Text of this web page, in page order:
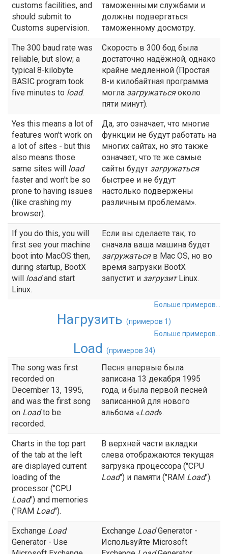
customs facilities, and
should submit to
Customs supervision.
таможенными службами и
должны подвергаться
таможенному досмотру.
The 300 baud rate was
reliable, but slow; a
typical 8-kilobyte
BASIC program took
five minutes to load.
Скорость в 300 бод была
достаточно надёжной, однако
крайне медленной (Простая
8-и килобайтная программа
могла загружатьсяоколо
пяти минут).
Yes this means a lot of
features won't work on
a lot of sites - but this
also means those
same sites will load
faster and won't be so
prone to having issues
(like crashing my
browser).
Да, это означает, что многие
функции не будут работать на
многих сайтах, но это также
означает, что те же самые
сайты будут загружаться
быстрее и не будут
настолько подвержены
различным проблемам».
If you do this, you will
first see your machine
boot into MacOS then,
during startup, BootX
will loadand start
Linux.
Если вы сделаете так, то
сначала ваша машина будет
загружатьсяв Мас OS, но во
время загрузки BootX
запустит и загрузитLinux.
Больше примеров...
Нагрузить (примеров 1)
Больше примеров...
Load (примеров 34)
The song was first
recorded on
December 13, 1995,
and was the first song
on Loadto be
recorded.
Песня впервые была
записана 13 декабря 1995
года, и была первой песней
записанной для нового
альбома «Load».
Charts in the top part
of the tab at the left
are displayed current
loading of the
processor ("CPU
Load") and memories
("RAM Load").
В верхней части вкладки
слева отображаются текущая
загрузка процессора ("CPU
Load") и памяти ("RAM Load").
Exchange Load
Generator - Use
Exchange LoadGenerator -
Используйте Microsoft